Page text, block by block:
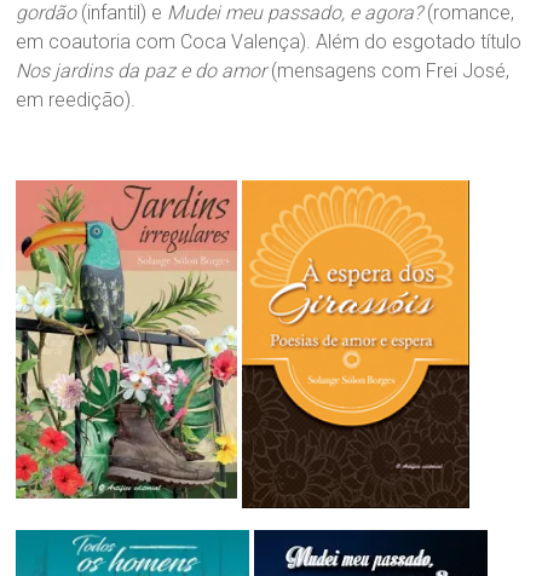
gordão(infantil) e Mudei meu passado, e agora?(romance,
em coautoria com Coca Valença). Além do esgotado título
Nos jardins da paz e do amor(mensagens com Frei José,
em reedição).